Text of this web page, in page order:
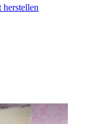
herstellen